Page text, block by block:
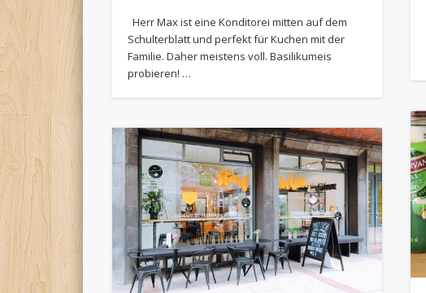
Herr Max ist eine Konditorei mitten auf dem
Schulterblatt und perfekt für Kuchen mit der
Familie. Daher meistens voll. Basilikumeis
probieren! …